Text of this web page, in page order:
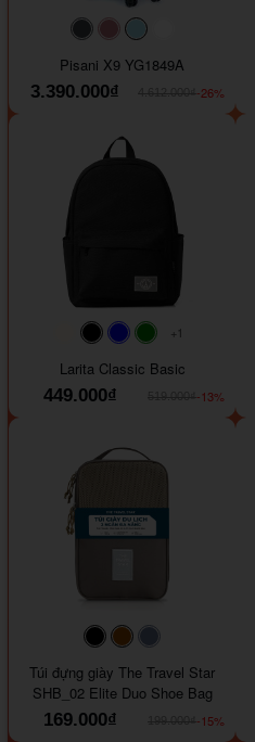
#40454a#b76e79
#9ad8e7
Pisani X9 YG1849A
3.390.000₫
-26%
#faf0e6
#000000#0000FF#008000
+1
Larita Classic Basic
449.000₫
-13%
#000000#964B00
Túi đựng giày The Travel Star
SHB_02 Elite Duo Shoe Bag
169.000₫
-15%